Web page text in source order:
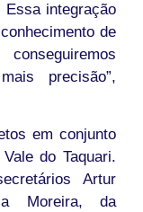
Essa integração
de
precisão”,
em conjunto
do Taquari.
Artur
Moreira, da